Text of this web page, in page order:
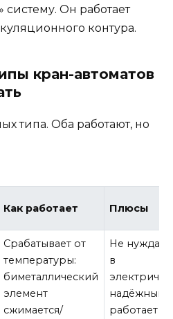
систему. Он работает
контура.
кран-автоматов
типа. Оба работают, но
Как работает Плюсы
Срабатывает от
температуры:
биметаллический
элемент
сжимается/
Не
в
надёжный,
работает